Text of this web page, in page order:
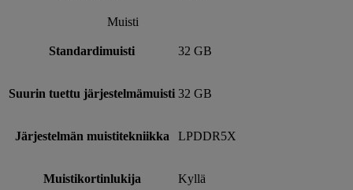
Muisti
Standardimuisti 32 GB
Suurin tuettu järjestelmämuisti 32 GB
Järjestelmän muistitekniikka LPDDR5X
Muistikortinlukija Kyllä